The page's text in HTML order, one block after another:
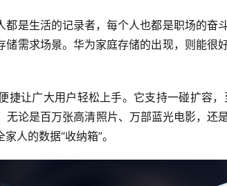
是生活的记录者，每个人也都是职场的奋
需求场景。华为家庭存储的出现，则能很
捷让广大用户轻松上手。它支持一碰扩容
无论是百万张高清照片、万部蓝光电影，还
人的数据“收纳箱”。